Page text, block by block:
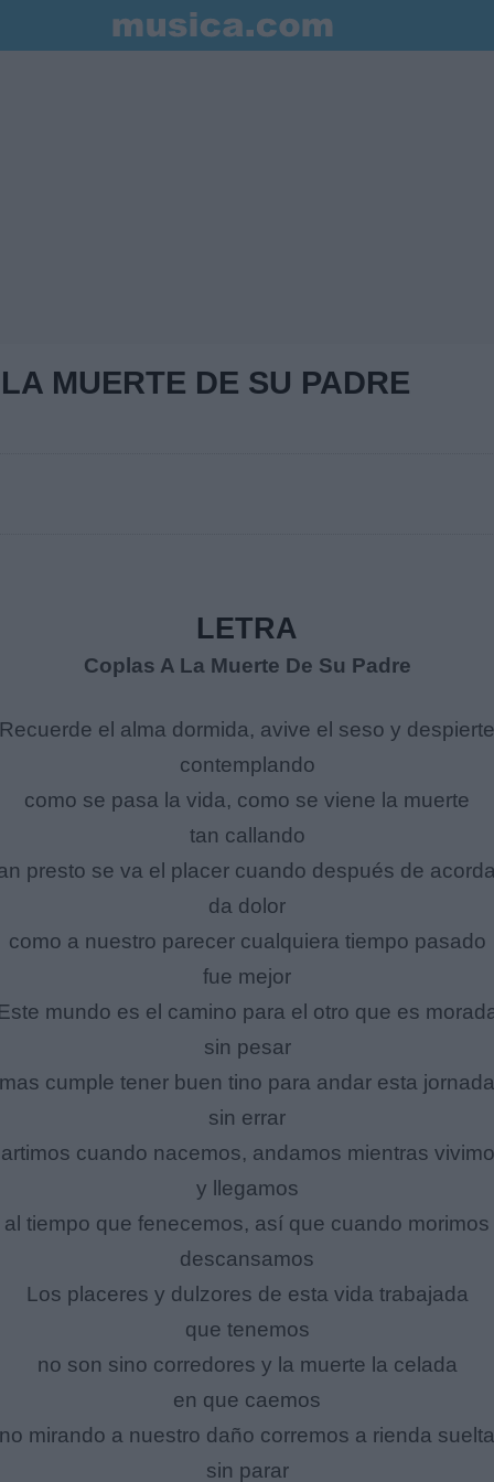
MUERTE DE SU PADRE
LETRA
Coplas A La Muerte De Su Padre
Recuerde el alma dormida, avive el seso y despierte
contemplando
como se pasa la vida, como se viene la muerte
tan callando
presto se va el placer cuando después de
da dolor
como a nuestro parecer cualquiera tiempo pasado
fue mejor
mundo es el camino para el otro que es
sin pesar
mas cumple tener buen tino para andar esta jornada
sin errar
cuando nacemos, andamos mientras
y llegamos
al tiempo que fenecemos, así que cuando morimos
descansamos
Los placeres y dulzores de esta vida trabajada
que tenemos
no son sino corredores y la muerte la celada
en que caemos
no mirando a nuestro daño corremos a rienda suelta
sin parar